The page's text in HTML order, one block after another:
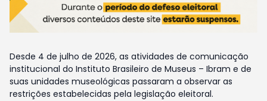
Desde 4 de julho de 2026, as atividades de comunicação
institucional do Instituto Brasileiro de Museus – Ibram e de
suas unidades museológicas passaram a observar as
restrições estabelecidas pela legislação eleitoral.